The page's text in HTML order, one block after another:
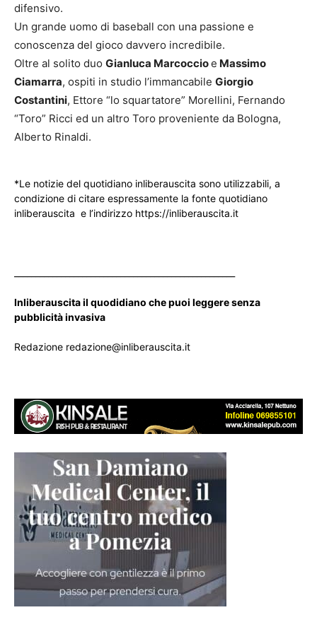
difensivo.
Un grande uomo di baseball con una passione e
conoscenza del gioco davvero incredibile.
Oltre al solito duo Gianluca Marcoccioe Massimo
Ciamarra, ospiti in studio l’immancabile Giorgio
Costantini, Ettore “lo squartatore” Morellini, Fernando
“Toro” Ricci ed un altro Toro proveniente da Bologna,
Alberto Rinaldi.
*Le notizie del quotidiano inliberauscita sono utilizzabili, a
condizione di citare espressamente la fonte quotidiano
inliberauscita e l’indirizzo https://inliberauscita.it
Inliberauscita il quodidiano che puoi leggere senza
pubblicità invasiva
Redazione redazione@inliberauscita.it